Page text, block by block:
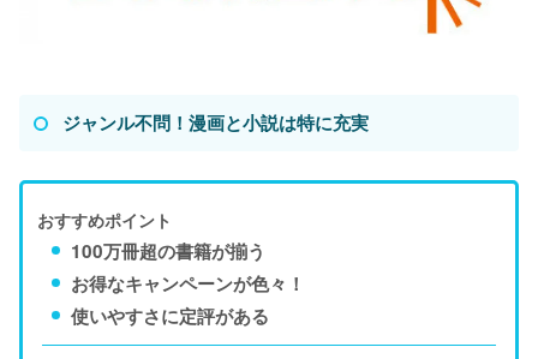
ジャンル不問！漫画と小説は特に充実
おすすめポイント
100万冊超の書籍が揃う
お得なキャンペーンが色々！
使いやすさに定評がある